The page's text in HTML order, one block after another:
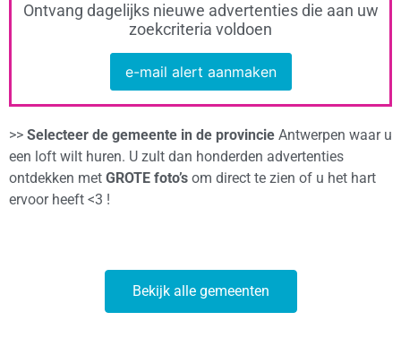
Ontvang dagelijks nieuwe advertenties die aan uw
zoekcriteria voldoen
e-mail alert aanmaken
>> Selecteer de gemeente in de provincie Antwerpen waar u
een loft wilt huren. U zult dan honderden advertenties
ontdekken met GROTE foto’s om direct te zien of u het hart
ervoor heeft <3 !
Bekijk alle gemeenten